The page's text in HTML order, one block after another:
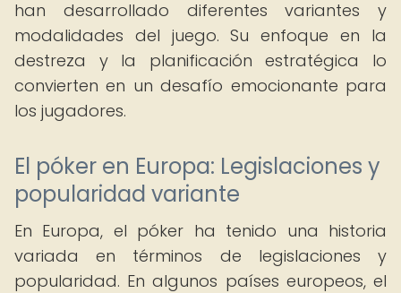
han desarrollado diferentes variantes y
modalidades del juego. Su enfoque en la
destreza y la planificación estratégica lo
convierten en un desafío emocionante para
los jugadores.
El póker en Europa: Legislaciones y
popularidad variante
En Europa, el póker ha tenido una historia
variada en términos de legislaciones y
popularidad. En algunos países europeos, el